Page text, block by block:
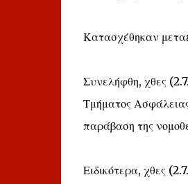
Κατασχέθηκαν
Συνελήφθη, χθες
Τμήματος
παράβαση της
Ειδικότερα, χθες